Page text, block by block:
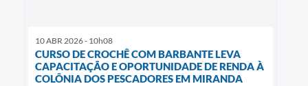
10 ABR 2026 - 10h08
CURSO DE CROCHÊ COM BARBANTE LEVA
CAPACITAÇÃO E OPORTUNIDADE DE RENDA À
COLÔNIA DOS PESCADORES EM MIRANDA